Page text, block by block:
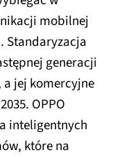
mobilnej
Standaryzacja
generacji
a jej komercyjne
OPPO
inteligentnych
które na